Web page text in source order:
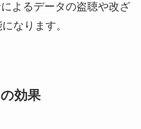
よるデータの盗聴や改ざ
なります。
効果